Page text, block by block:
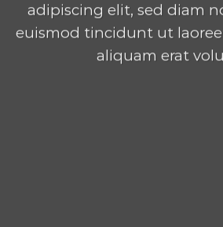
adipiscing elit, sed diam
euismod tincidunt ut
aliquam erat